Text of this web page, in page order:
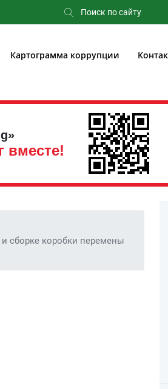
Картограмма коррупции
вместе!
сборке коробки перемены